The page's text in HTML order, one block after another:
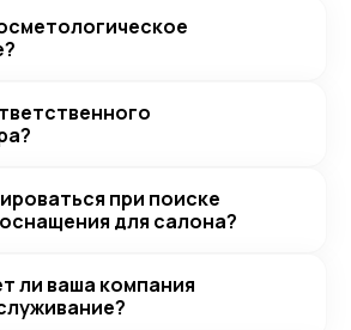
при поиске
для салона?
ли ваша компания